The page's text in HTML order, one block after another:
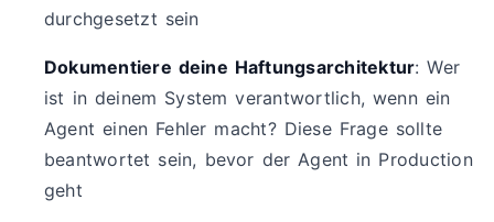
durchgesetzt sein
Dokumentiere deine Haftungsarchitektur: Wer
ist in deinem System verantwortlich, wenn ein
Agent einen Fehler macht? Diese Frage sollte
beantwortet sein, bevor der Agent in Production
geht